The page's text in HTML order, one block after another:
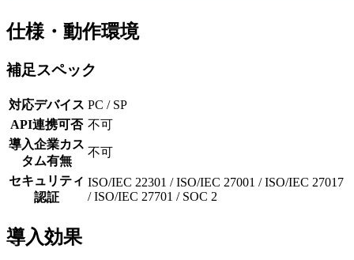
仕様・動作環境
補足スペック
対応デバイス PC / SP
API連携可否 不可
導入企業カス
タム有無
不可
セキュリティ
認証
ISO/IEC 22301 / ISO/IEC 27001 / ISO/IEC 27017
/ ISO/IEC 27701 / SOC 2
導入効果